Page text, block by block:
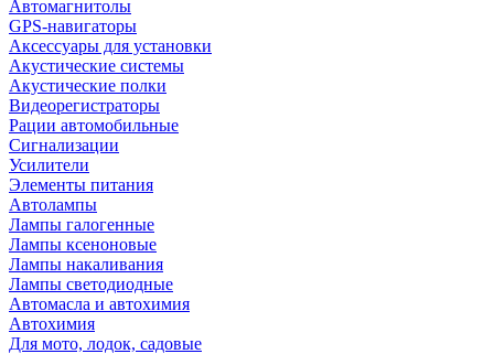
Автомагнитолы
GPS-навигаторы
Аксессуары для установки
Акустические системы
Акустические полки
Видеорегистраторы
Рации автомобильные
Сигнализации
Усилители
Элементы питания
Автолампы
Лампы галогенные
Лампы ксеноновые
Лампы накаливания
Лампы светодиодные
Автомасла и автохимия
Автохимия
Для мото, лодок, садовые